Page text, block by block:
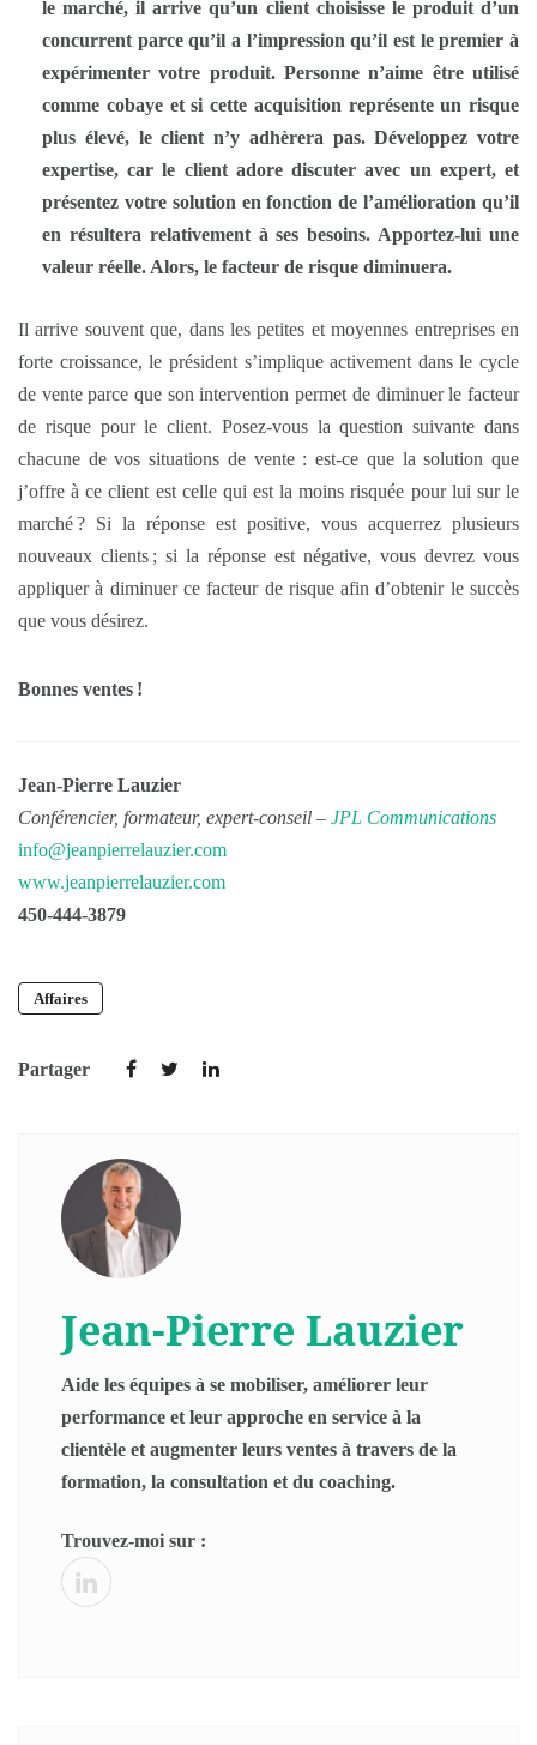
le marché, il arrive qu’un client choisisse le produit d’un
concurrent parce qu’il a l’impression qu’il est le premier à
expérimenter votre produit. Personne n’aime être utilisé
comme cobaye et si cette acquisition représente un risque
plus élevé, le client n’y adhèrera pas. Développez votre
expertise, car le client adore discuter avec un expert, et
présentez votre solution en fonction de l’amélioration qu’il
en résultera relativement à ses besoins. Apportez-lui une
valeur réelle. Alors, le facteur de risque diminuera.
Il arrive souvent que, dans les petites et moyennes entreprises en
forte croissance, le président s’implique activement dans le cycle
de vente parce que son intervention permet de diminuer le facteur
de risque pour le client. Posez-vous la question suivante dans
chacune de vos situations de vente : est-ce que la solution que
j’offre à ce client est celle qui est la moins risquée pour lui sur le
marché ? Si la réponse est positive, vous acquerrez plusieurs
nouveaux clients ; si la réponse est négative, vous devrez vous
appliquer à diminuer ce facteur de risque afin d’obtenir le succès
que vous désirez.
Bonnes ventes !
Jean-Pierre Lauzier
Conférencier, formateur, expert-conseil – JPL Communications
info@jeanpierrelauzier.com
www.jeanpierrelauzier.com
450-444-3879
Affaires
Partager
Jean-Pierre Lauzier
Aide les équipes à se mobiliser, améliorer leur
performance et leur approche en service à la
clientèle et augmenter leurs ventes à travers de la
formation, la consultation et du coaching.
Trouvez-moi sur :